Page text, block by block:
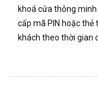
khoá cửa thông
cấp mã PIN hoặc
khách theo thời gian